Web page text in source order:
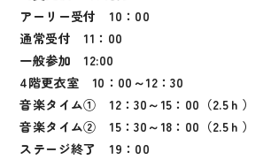
アーリー受付 10：00
通常受付 11：00
一般参加 12:00
4階更衣室 10：00～12：30
音楽タイム① 12：30～15：00（2.5ｈ）
音楽タイム② 15：30～18：00（2.5ｈ）
ステージ終了 19：00